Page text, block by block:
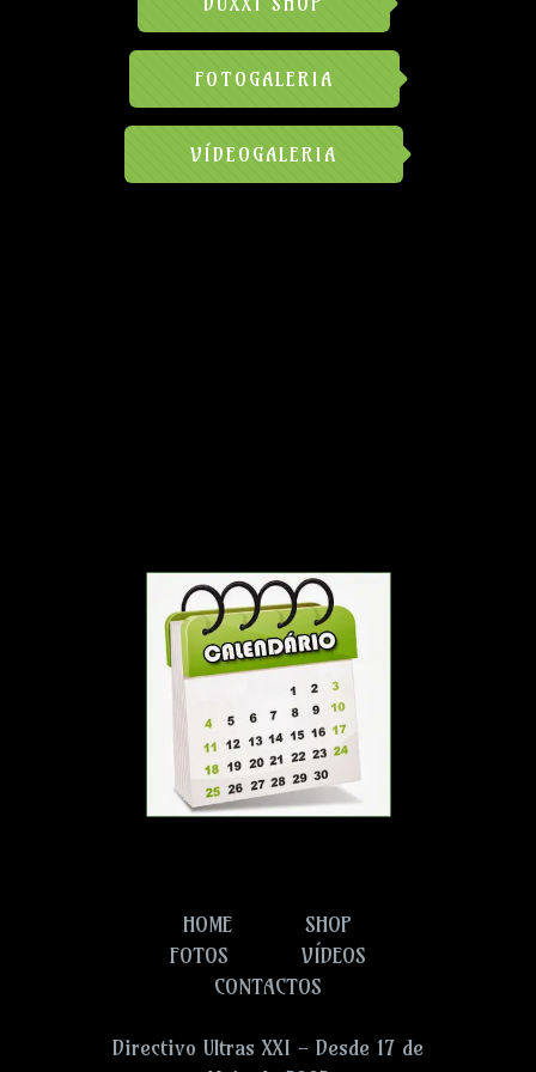
FOTOGALERIA
VÍDEOGALERIA
HOME
SHOP
FOTOS
VÍDEOS
CONTACTOS
Directivo Ultras XXI - Desde 17 de